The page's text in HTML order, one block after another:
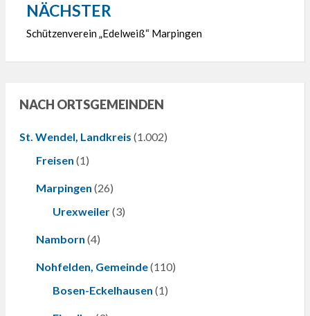
NÄCHSTER
Schützenverein „Edelweiß“ Marpingen
NACH ORTSGEMEINDEN
St. Wendel, Landkreis (1.002)
Freisen (1)
Marpingen (26)
Urexweiler(3)
Namborn (4)
Nohfelden, Gemeinde(110)
Bosen-Eckelhausen (1)